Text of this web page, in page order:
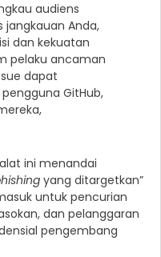
audiens
Anda,
dan kekuatan
pelaku ancaman
dapat
GitHub,
ini menandai
yang ditargetkan”
untuk pencurian
dan pelanggaran
pengembang